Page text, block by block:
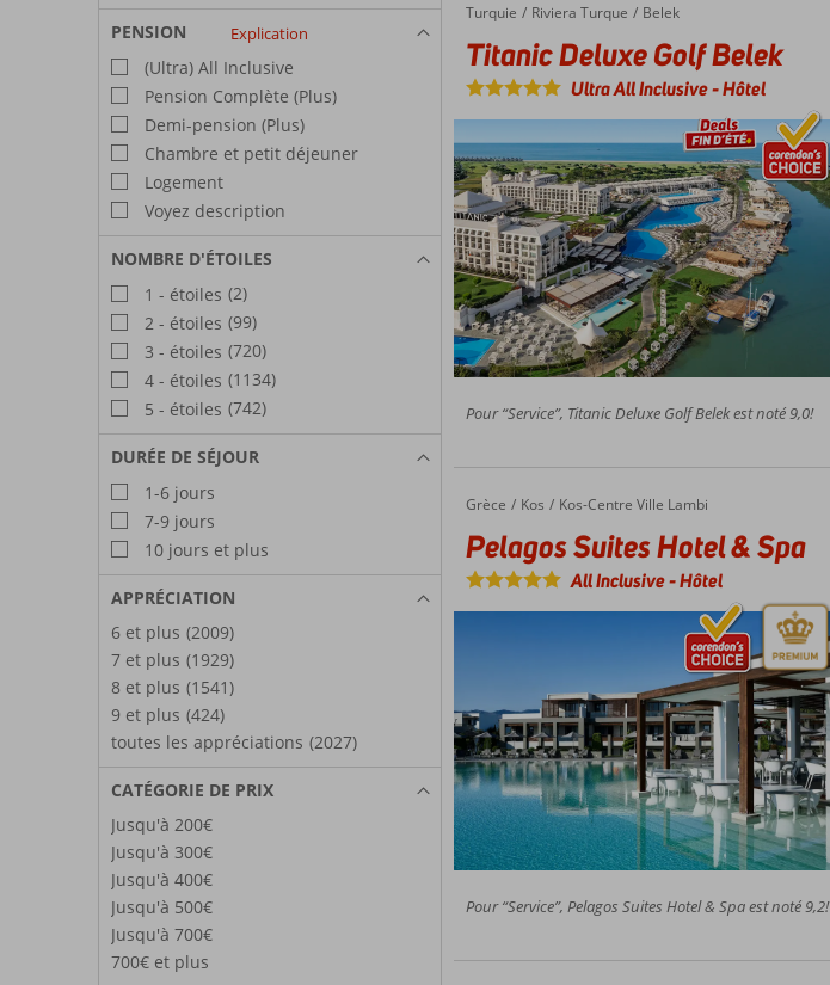
PENSION Explication
(Ultra) All Inclusive
Pension Complète (Plus)
Demi-pension (Plus)
Chambre et petit déjeuner
Logement
Voyez description
NOMBRE D'ÉTOILES
1 - étoiles (2)
2 - étoiles (99)
3 - étoiles (720)
4 - étoiles (1134)
5 - étoiles (742)
DURÉE DE SÉJOUR
1-6 jours
7-9 jours
10 jours et plus
APPRÉCIATION
6 et plus (2009)
7 et plus (1929)
8 et plus (1541)
9 et plus (424)
toutes les appréciations (2027)
CATÉGORIE DE PRIX
Jusqu'à 200€
Jusqu'à 300€
Jusqu'à 400€
Jusqu'à 500€
Jusqu'à 700€
700€ et plus
Accueil
Turquie Riviera Turque Belek
Titanic Deluxe Golf Belek
Titanic Deluxe Golf Belek
Ultra All Inclusive-Hôtel
Pour “Service”, Titanic Deluxe Golf Belek est noté 9,0!
Accueil
Grèce Kos Kos-Centre Ville Lambi
Pelagos Suites Hotel & Spa
Pelagos Suites Hotel & Spa
All Inclusive-Hôtel
Pour “Service”, Pelagos Suites Hotel & Spa est noté 9,2!